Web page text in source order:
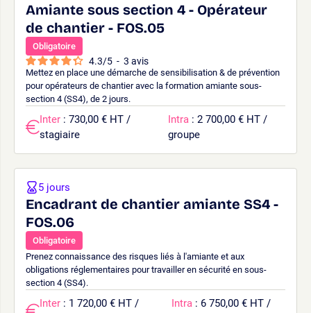
Amiante sous section 4 - Opérateur
de chantier - FOS.05
Obligatoire
4.3/5 - 3 avis
Mettez en place une démarche de sensibilisation & de prévention
pour opérateurs de chantier avec la formation amiante sous-
section 4 (SS4), de 2 jours.
Inter : 730,00 € HT /
stagiaire
Intra : 2 700,00 € HT /
groupe
Encadrant de chantier amiante SS4 -
FOS.06
Obligatoire
Prenez connaissance des risques liés à l'amiante et aux
obligations réglementaires pour travailler en sécurité en sous-
section 4 (SS4).
5 jours
Inter : 1 720,00 € HT /
Intra : 6 750,00 € HT /